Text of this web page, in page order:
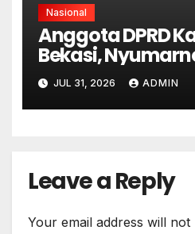
Nasional
Anggota DPRD
Bekasi,
berstatus
kasus dugaan
JUL 31, 2026 ADMIN
Leave a Reply
Your email address will not